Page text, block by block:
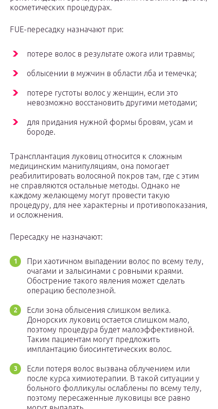
косметических процедурах.
FUE-пересадку назначают при:
потере волос в результате ожога или травмы;
облысении в мужчин в области лба и темечка;
потере густоты волос у женщин, если это
невозможно восстановить другими методами;
для придания нужной формы бровям, усам и
бороде.
Трансплантация луковиц относится к сложным
медицинским манипуляциям, она помогает
реабилитировать волосяной покров там, где с этим
не справляются остальные методы. Однако не
каждому желающему могут провести такую
процедуру, для нее характерны и противопоказания,
и осложнения.
Пересадку не назначают:
При хаотичном выпадении волос по всему телу,
очагами и залысинами с ровными краями.
Обострение такого явления может сделать
операцию бесполезной.
Если зона облысения слишком велика.
Донорских луковиц остается слишком мало,
поэтому процедура будет малоэффективной.
Таким пациентам могут предложить
имплантацию биосинтетических волос.
Если потеря волос вызвана облучением или
после курса химиотерапии. В такой ситуации у
больного фолликулы ослаблены по всему телу,
поэтому пересаженные луковицы все равно